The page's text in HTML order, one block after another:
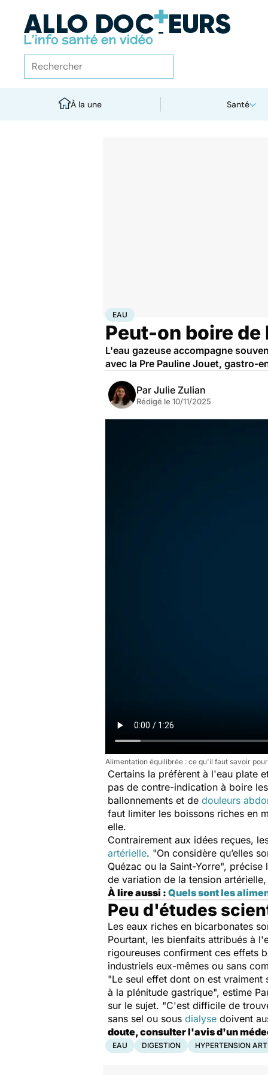
À la une Santé
Accueil Santé
EAU
Peut-on boire
L'eau gazeuse accompagne
avec la Pre Pauline Jouet, gastro-
Par Julie Zulian
Rédigé le 10/11/2025
Alimentation équilibrée : ce qu'il faut savoir
Certains la préfèrent à l'eau plate
pas de contre-indication à boire
ballonnements et de douleurs
faut limiter les boissons riches en
elle.
Contrairement aux idées reçues,
artérielle. "On considère qu’elles
Quézac ou la Saint-Yorre", précise
de variation de la tension artérielle
À lire aussi : Quels sont les
Peu d'études
Les eaux riches en bicarbonates
Pourtant, les bienfaits attribués à
rigoureuses confirment ces effets
industriels eux-mêmes ou sans
"Le seul effet dont on est
à la plénitude gastrique", estime
sur le sujet. "C'est difficile de
sans sel ou sous dialyse doivent
doute, consulter l'avis d'un
EAU DIGESTION HYPERTENSION